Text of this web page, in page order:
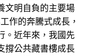
文明自負的主要場
作的奔騰式成長，
。近年來，我國先
撐公共藏書樓成長